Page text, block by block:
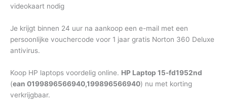
videokaart nodig
Je krijgt binnen 24 uur na aankoop een e-mail met een
persoonlijke vouchercode voor 1 jaar gratis Norton 360 Deluxe
antivirus.
Koop HP laptops voordelig online. HP Laptop 15-fd1952nd
(ean 0199896566940,199896566940) nu met korting
verkrijgbaar.